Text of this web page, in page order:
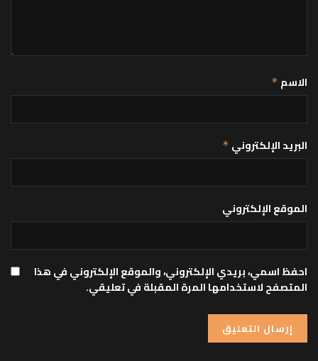
الاسم *
البريد الإلكتروني *
الموقع الإلكتروني
احفظ اسمي، بريدي الإلكتروني، والموقع الإلكتروني في هذا
المتصفح لاستخدامها المرة المقبلة في تعليقي.